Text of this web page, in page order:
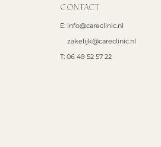
CONTACT
E: info@careclinic.nl
zakelijk@careclinic.nl
T: 06 49 52 57 22